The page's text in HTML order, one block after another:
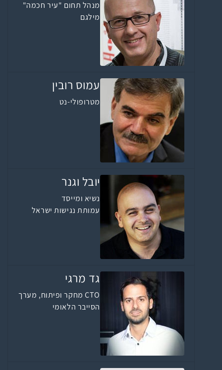
מנהל תחום "עיר חכמה"
מילגם
עמוס רובין
מטרופולי-נט
יובל וגנר
נשיא ומייסד
עמותת נגישות ישראל
גד מרגי
CTO מחקר ופיתוח, מערך
הסייבר הלאומי